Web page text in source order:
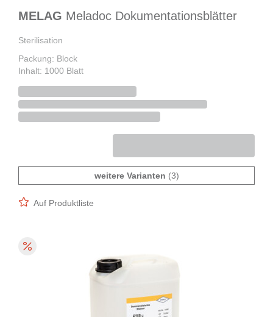
MELAG Meladoc Dokumentationsblätter
Sterilisation
Packung: Block
Inhalt: 1000 Blatt
weitere Varianten (3)
Auf Produktliste